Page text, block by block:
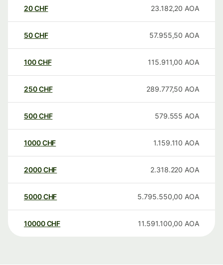
20CHF 23.182,20 AOA
50CHF 57.955,50 AOA
100CHF 115.911,00 AOA
250CHF 289.777,50 AOA
500CHF 579.555 AOA
1000CHF 1.159.110 AOA
2000CHF 2.318.220 AOA
5000CHF 5.795.550,00 AOA
10000 CHF 11.591.100,00 AOA